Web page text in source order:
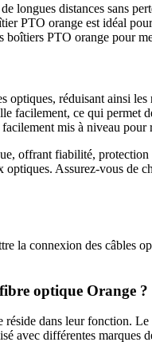
longues distances sans
PTO orange est idéal
PTO orange pour
réduisant ainsi les
facilement, ce qui permet
mis à niveau pour
offrant fiabilité,
Assurez-vous de
la connexion des câbles
optique Orange ?
dans leur fonction.
avec différentes marques